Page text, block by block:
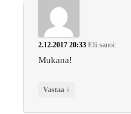
2.12.2017 20:33 Elli sanoi:
Mukana!
Vastaa ↓